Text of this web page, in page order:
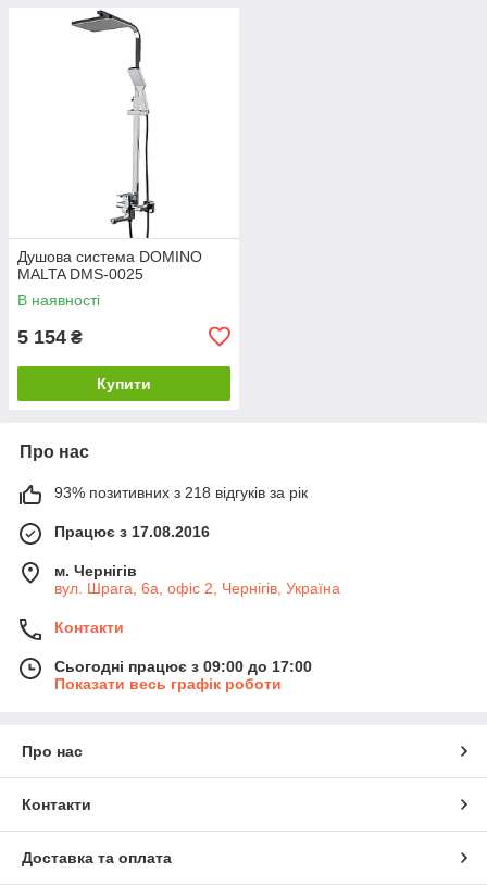
Душова система DOMINO
MALTA DMS-0025
В наявності
5 154 ₴
Купити
Про нас
93% позитивних з 218 відгуків за рік
Працює з 17.08.2016
м. Чернігів
вул. Шрага, 6а, офіс 2, Чернігів, Україна
Контакти
Сьогодні працює з 09:00 до 17:00
Показати весь графік роботи
Про нас
Контакти
Доставка та оплата